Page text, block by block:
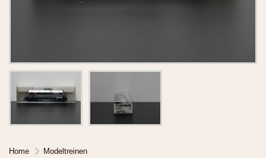
Home Modeltreinen